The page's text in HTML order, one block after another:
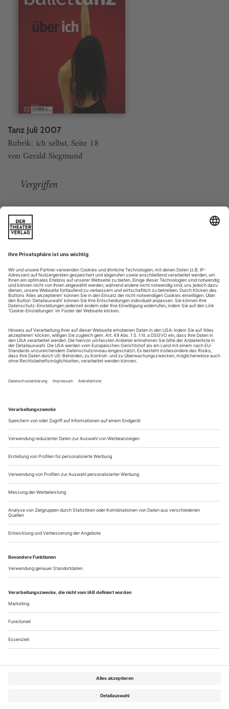
Tanz Juli 2007
Rubrik: ich selbst, Seite 18
von Gerald Siegmund
Vergriffen
Weitere Beiträge
Toula Limnaios: «Life is Perfect»
Athen
Ihre Eltern flohen vor der griechischen Diktatur nach Belgien.
Die Tochter, die ihre eigene Spielstätte in Berlin betreibt, kehrt
jetzt kurz zurück ins Land, das mit orthodoxer Beharrlichkeit
Schlussbild in Toula Limnaois’ jüngstem Stück: ein Haufen
sehr leiblicher Leiber vorn, ein Berg von Kleidern weiter
hinten....
People come and go
Schriftstellerin Gertrude Stein. Sie hat Recht. Übers Wetter
redet man schon immer, wenn man Wichtigeres nicht sagen
möchte. Und gern über Abwesende, wobei gilt: Der oder die
Abwesende ist nicht persönlich gemeint; man unterhält sich
über Pina Bausch nur (S. 26) um auszuloten, was man
gemeinsam denkt....
Meg Stuart & Philipp Gehmacher mit «Maybe Forever»
Lissabon
Auf den ersten Blick sind Gehmacher und Stuart viel zu
verschieden, um eine Kreation gemeinsam auf die Beine zu
stellen. Gehmacher ist ein Choreograf, der sparsame Zeichen
im Raum platziert, ein fast vergeblicher Versuch zu
kommunizieren. Stuart dagegen entwickelt ihre Bilder aus
intensiver Physis und mental wahnsinnigen Zuständen.
Dennoch gibt es eine...
Über uns Kontakt Kritikerumfrage Newsletter